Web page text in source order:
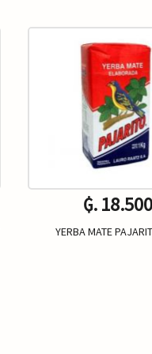
₲. 18.500
YERBA MATE